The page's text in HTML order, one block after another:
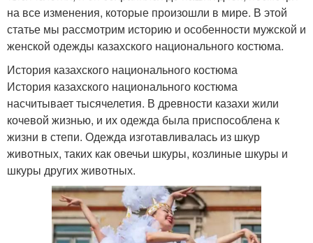
на все изменения, которые произошли в мире. В этой
статье мы рассмотрим историю и особенности мужской и
женской одежды казахского национального костюма.
История казахского национального костюма
История казахского национального костюма
насчитывает тысячелетия. В древности казахи жили
кочевой жизнью, и их одежда была приспособлена к
жизни в степи. Одежда изготавливалась из шкур
животных, таких как овечьи шкуры, козлиные шкуры и
шкуры других животных.